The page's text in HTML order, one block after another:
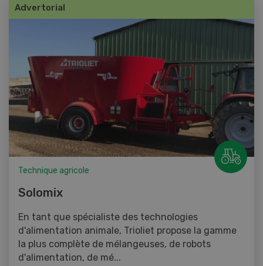
Advertorial
Technique agricole
Solomix
En tant que spécialiste des technologies
d'alimentation animale, Trioliet propose la gamme
la plus complète de mélangeuses, de robots
d'alimentation, de mé...